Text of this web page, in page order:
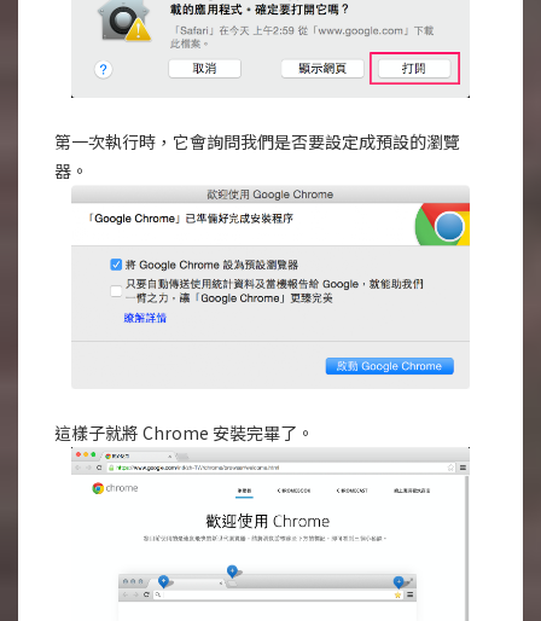
第一次執行時，它會詢問我們是否要設定成預設的瀏覽
器。
這樣子就將 Chrome 安裝完畢了。